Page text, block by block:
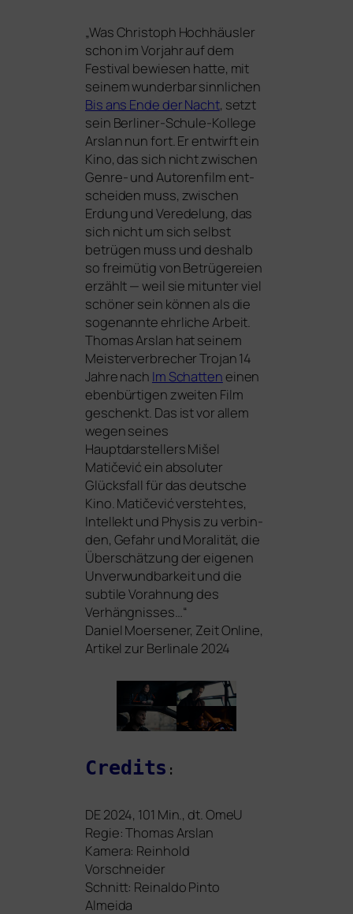
„Was Christoph Hochhäusler
schon im Vorjahr auf dem
Festival bewie­sen hat­te, mit
sei­nem wun­der­bar sinn­li­chen
Bis ans Ende der Nacht, setzt
sein Berliner-Schule-Kollege
Arslan nun fort. Er ent­wirft ein
Kino, das sich nicht zwi­schen
Genre- und Autorenfilm ent­
schei­den muss, zwi­schen
Erdung und Veredelung, das
sich nicht um sich selbst
betrü­gen muss und des­halb
so frei­mü­tig von Betrügereien
erzählt — weil sie mit­un­ter viel
schö­ner sein kön­nen als die
soge­nann­te ehr­li­che Arbeit.
Thomas Arslan hat sei­nem
Meisterverbrecher Trojan 14
Jahre nach Im Schatten einen
eben­bür­ti­gen zwei­ten Film
geschenkt. Das ist vor allem
wegen sei­nes
Hauptdarstellers Mišel
Matičević ein abso­lu­ter
Glücksfall für das deut­sche
Kino. Matičević ver­steht es,
Intellekt und Physis zu ver­bin­
den, Gefahr und Moralität, die
Überschätzung der eige­nen
Unverwundbarkeit und die
sub­ti­le Vorahnung des
Verhängnisses…“
Daniel Moersener, Zeit Online,
Artikel zur Berlinale 2024
Credits :
DE2024, 101 Min., dt. OmeU
Regie: Thomas Arslan
Kamera: Reinhold
Vorschneider
Schnitt: Reinaldo Pinto
Almeida